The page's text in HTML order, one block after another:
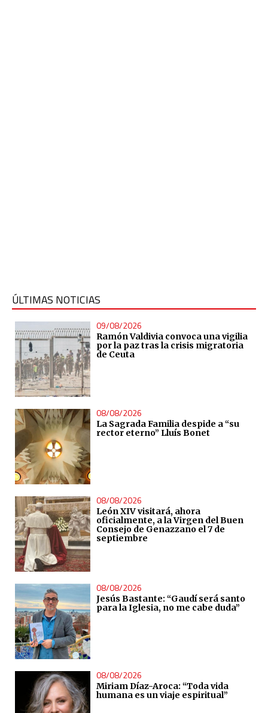
ÚLTIMAS NOTICIAS
09/08/2026
Ramón Valdivia convoca una vigilia
por la paz tras la crisis migratoria
de Ceuta
08/08/2026
La Sagrada Familia despide a “su
rector eterno” Lluís Bonet
08/08/2026
León XIV visitará, ahora
oficialmente, a la Virgen del Buen
Consejo de Genazzano el 7 de
septiembre
08/08/2026
Jesús Bastante: “Gaudí será santo
para la Iglesia, no me cabe duda”
08/08/2026
Miriam Díaz-Aroca: “Toda vida
humana es un viaje espiritual”